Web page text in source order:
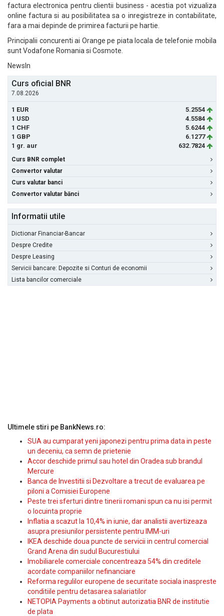
factura electronica pentru clientii business - acestia pot vizualiza
online factura si au posibilitatea sa o inregistreze in contabilitate,
fara a mai depinde de primirea facturii pe hartie.
Principalii concurenti ai Orange pe piata locala de telefonie mobila
sunt Vodafone Romania si Cosmote.
NewsIn
Curs oficial BNR
7.08.2026
1 EUR
5.2554
1 USD
4.5584
1 CHF
5.6244
1 GBP
6.1277
1 gr. aur
632.7824
Curs BNR complet
Convertor valutar
Curs valutar banci
Convertor valutar bănci
Informatii utile
Dictionar Financiar-Bancar
Despre Credite
Despre Leasing
Servicii bancare: Depozite si Conturi de economii
Lista bancilor comerciale
Ultimele stiri pe BankNews.ro:
SUA au cumparat yeni japonezi pentru prima data in peste
un deceniu, ca semn de prietenie
Accor deschide primul sau hotel din Oradea sub brandul
Mercure
Banca de Investitii si Dezvoltare a trecut de evaluarea pe
piloni a Comisiei Europene
Peste trei sferturi dintre tinerii romani spun ca nu isi permit
o locuinta proprie
Inflatia a scazut la 10,4% in iunie, dar analistii avertizeaza
asupra presiunilor persistente pentru IMM-uri
IKEA deschide doua puncte de servicii in centrul comercial
Grand Arena din sudul Bucurestiului
Imobiliarele comerciale concentreaza 54% din creditele
acordate companiilor nefinanciare
Reforma regulilor europene de securitate sociala inaspreste
conditiile pentru detasarea salariatilor
NETOPIA Payments a obtinut autorizatia BNR de institutie
de plata